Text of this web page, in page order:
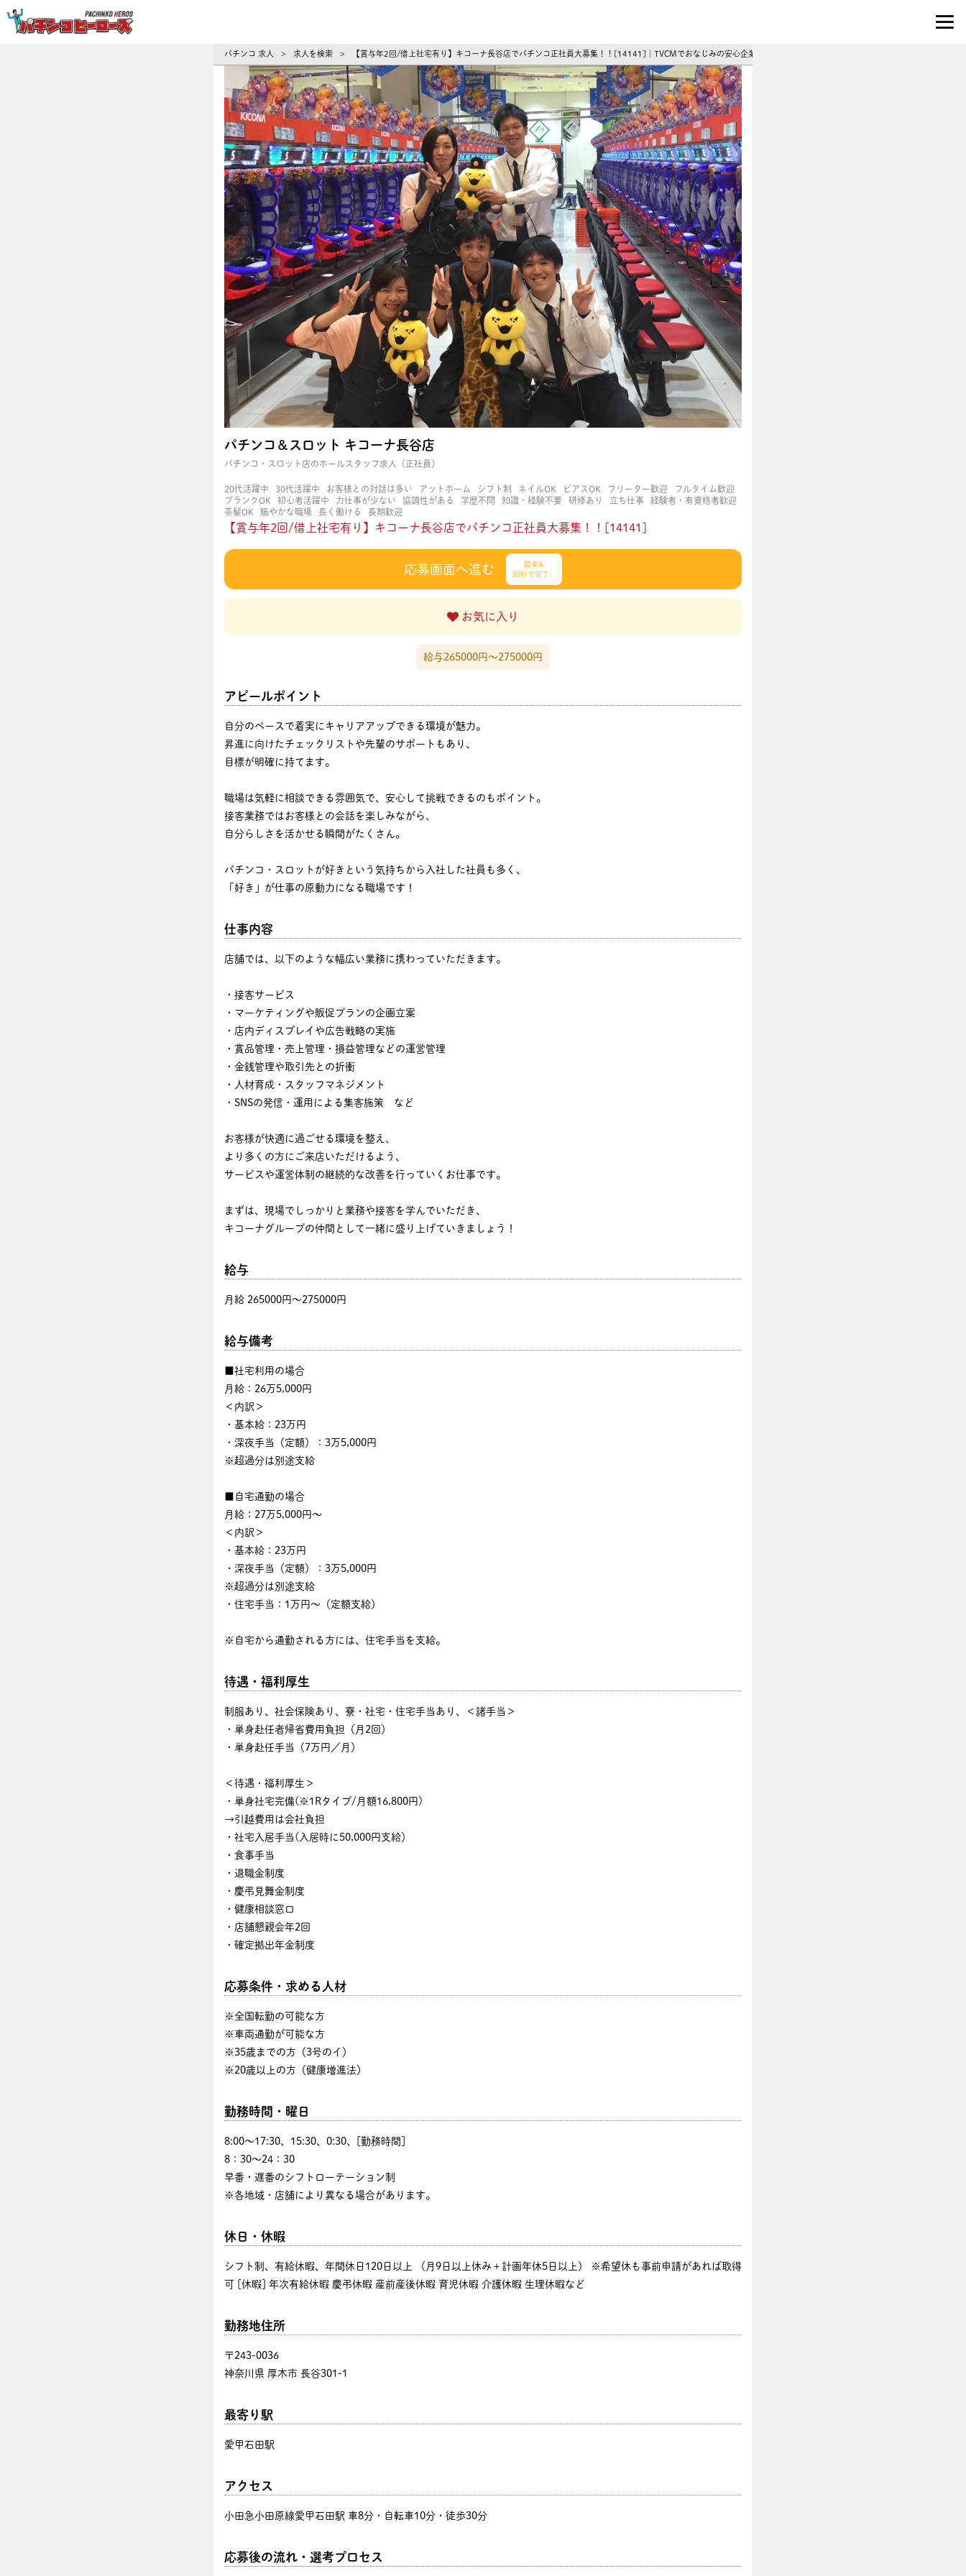
パチンコ 求人 > 求人を検索 > 【賞与年2回/借上社宅有り】キコーナ長谷店でパチンコ正社員大募集！！[14141]｜TVCMでおなじみの安心企業◎賞与年2回＆あなたの成長を全力サポート！パチンコホ
パチンコ＆スロット キコーナ長谷店
パチンコ・スロット店のホールスタッフ求人（正社員）
20代活躍中 30代活躍中 お客様との対話は多い アットホーム シフト制 ネイルOK ピアスOK フリーター歓迎
フルタイム歓迎
ブランクOK
初心者活躍中 力仕事が少ない 協調性がある 学歴不問 知識・経験不要 研修あり 立ち仕事
経験者・有資格者歓迎
茶髪OK
賑やかな職場 長く働ける 長期歓迎
【賞与年2回/借上社宅有り】キコーナ長谷店でパチンコ正社員大募集！！[14141]
応募画面へ進む
簡単&
30秒で完了♩
お気に入り
給与265000円〜275000円
アピールポイント
自分のペースで着実にキャリアアップできる環境が魅力。
昇進に向けたチェックリストや先輩のサポートもあり、
目標が明確に持てます。
職場は気軽に相談できる雰囲気で、安心して挑戦できるのもポイント。
接客業務ではお客様との会話を楽しみながら、
自分らしさを活かせる瞬間がたくさん。
パチンコ・スロットが好きという気持ちから入社した社員も多く、
「好き」が仕事の原動力になる職場です！
仕事内容
店舗では、以下のような幅広い業務に携わっていただきます。
・接客サービス
・マーケティングや販促プランの企画立案
・店内ディスプレイや広告戦略の実施
・賞品管理・売上管理・損益管理などの運営管理
・金銭管理や取引先との折衝
・人材育成・スタッフマネジメント
・SNSの発信・運用による集客施策 など
お客様が快適に過ごせる環境を整え、
より多くの方にご来店いただけるよう、
サービスや運営体制の継続的な改善を行っていくお仕事です。
まずは、現場でしっかりと業務や接客を学んでいただき、
キコーナグループの仲間として一緒に盛り上げていきましょう！
給与
月給 265000円〜275000円
給与備考
■社宅利用の場合
月給：26万5,000円
＜内訳＞
・基本給：23万円
・深夜手当（定額）：3万5,000円
※超過分は別途支給
■自宅通勤の場合
月給：27万5,000円～
＜内訳＞
・基本給：23万円
・深夜手当（定額）：3万5,000円
※超過分は別途支給
・住宅手当：1万円～（定額支給）
※自宅から通勤される方には、住宅手当を支給。
待遇・福利厚生
制服あり、社会保険あり、寮・社宅・住宅手当あり、＜諸手当＞
・単身赴任者帰省費用負担（月2回）
・単身赴任手当（7万円／月）
＜待遇・福利厚生＞
・単身社宅完備(※1Rタイプ/月額16,800円)
→引越費用は会社負担
・社宅入居手当(入居時に50,000円支給）
・食事手当
・退職金制度
・慶弔見舞金制度
・健康相談窓口
・店舗懇親会年2回
・確定拠出年金制度
応募条件・求める人材
※全国転勤の可能な方
※車両通勤が可能な方
※35歳までの方（3号のイ）
※20歳以上の方（健康増進法）
勤務時間・曜日
8:00〜17:30、15:30、0:30、[勤務時間]
8：30～24：30
早番・遅番のシフトローテーション制
※各地域・店舗により異なる場合があります。
休日・休暇
シフト制、有給休暇、年間休日120日以上 （月9日以上休み＋計画年休5日以上） ※希望休も事前申請があれば取得
可 [休暇] 年次有給休暇 慶弔休暇 産前産後休暇 育児休暇 介護休暇 生理休暇など
勤務地住所
〒243-0036
神奈川県 厚木市 長谷301-1
最寄り駅
愛甲石田駅
アクセス
小田急小田原線愛甲石田駅 車8分・自転車10分・徒歩30分
応募後の流れ・選考プロセス